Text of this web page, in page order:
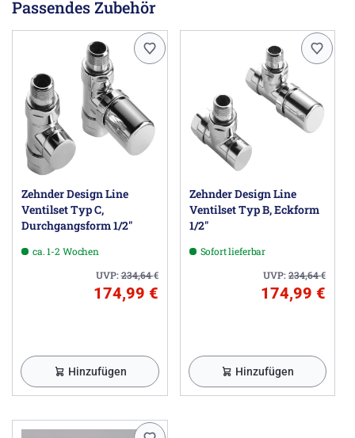
bei (75/65/20): 919 Watt
bei (55/45/20): 479 Watt
Hinweis:
Bei Mischbetrieb bitte noch den Heizstab mit 900W aus
den Zubehör mitbestellen.
Dieser Heizkörper ist auch in verchromtlieferbar.
Herstellerinformationen
Zehnder Group Deutschland GmbH, Europastraße 10,
77933 Lahr DE, info@zehnder-systems.de
Passendes Zubehör
Zehnder Design Line
Ventilset Typ C,
Durchgangsform 1/2"
ca. 1-2 Wochen
UVP:234,64€
174,99 €
Hinzufügen
Zehnder Design Line
Ventilset Typ B, Eckform
1/2"
Sofort lieferbar
UVP:234,64€
174,99 €
Hinzufügen